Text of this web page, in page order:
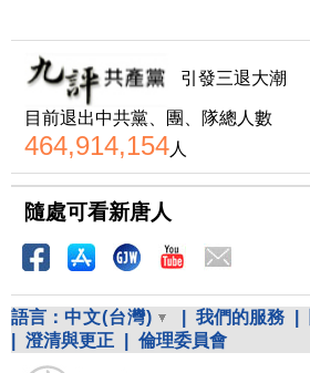
引發三退大潮
目前退出中共黨、團、隊總人數
464,914,154人
隨處可看新唐人
語言： 中文(台灣) 我們的服務
澄清與更正 倫理委員會